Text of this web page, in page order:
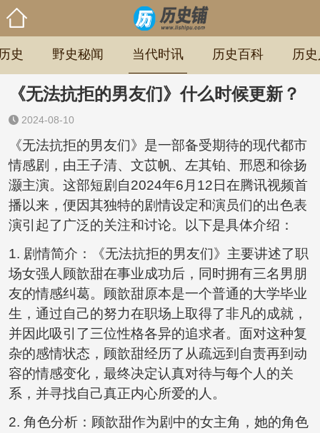
史 野史秘闻 当代时讯 历史百科 历
《无法抗拒的男友们》什么时候更新？
2024-08-10
《无法抗拒的男友们》是一部备受期待的现代都市
情感剧，由王子清、文苡帆、左其铂、邢恩和徐扬
灏主演。这部短剧自2024年6月12日在腾讯视频首
播以来，便因其独特的剧情设定和演员们的出色表
演引起了广泛的关注和讨论。以下是具体介绍：
1. 剧情简介：《无法抗拒的男友们》主要讲述了职
场女强人顾歆甜在事业成功后，同时拥有三名男朋
友的情感纠葛。顾歆甜原本是一个普通的大学毕业
生，通过自己的努力在职场上取得了非凡的成就，
并因此吸引了三位性格各异的追求者。面对这种复
杂的感情状态，顾歆甜经历了从疏远到自责再到动
容的情感变化，最终决定认真对待与每个人的关
系，并寻找自己真正内心所爱的人。
2. 角色分析：顾歆甜作为剧中的女主角，她的角色